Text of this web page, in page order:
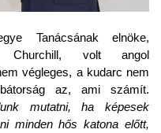
Tanácsának elnöke,
Churchill, volt angol
végleges, a kudarc nem
az, ami számít.
mutatni, ha képesek
minden hős katona előtt,